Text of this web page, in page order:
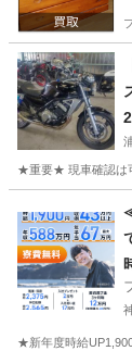
★重要★ 現車確認は
★新年度時給